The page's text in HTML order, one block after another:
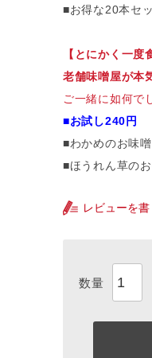
■お得な20本セ
【とにかく一度
老舗味噌屋が本
ご一緒に如何で
■お試し240円
■わかめのお味
■ほうれん草の
レビューを書